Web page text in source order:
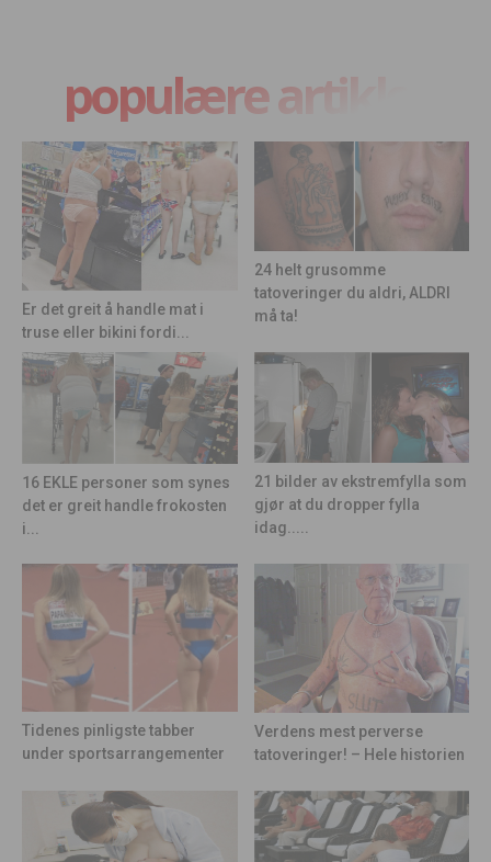
populære artikler
Er det greit å handle mat i
truse eller bikini fordi...
24 helt grusomme
tatoveringer du aldri, ALDRI
må ta!
16 EKLE personer som synes
det er greit handle frokosten
i...
21 bilder av ekstremfylla som
gjør at du dropper fylla
idag.....
Tidenes pinligste tabber
under sportsarrangementer
Verdens mest perverse
tatoveringer! – Hele historien